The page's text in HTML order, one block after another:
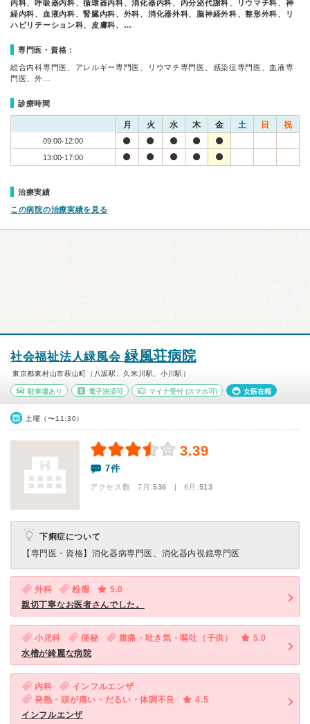
内科、呼吸器内科、循環器内科、消化器内科、内分泌代謝科、リウマチ科、神
経内科、血液内科、腎臓内科、外科、消化器外科、脳神経外科、整形外科、リ
ハビリテーション科、皮膚科、…
専門医・資格：
総合内科専門医、アレルギー専門医、リウマチ専門医、感染症専門医、血液専
門医、外…
診療時間
月 火 水 木 金 土 日 祝
09:00-12:00
13:00-17:00
治療実績
この病院の治療実績を見る
社会福祉法人緑風会 緑風荘病院
東京都東村山市萩山町（八坂駅、久米川駅、小川駅）
駐車場あり 電子決済可 マイナ受付 (スマホ可) 女医在籍
土曜（〜11:30）
3.39
7件
アクセス数 7月:536 | 6月:513
下痢症について
【専門医・資格】 消化器病専門医、消化器内視鏡専門医
外科 粉瘤
5.0
親切丁寧なお医者さんでした。
小児科 便秘 腹痛・吐き気・嘔吐（子供）
5.0
水槽が綺麗な病院
内科
インフルエンザ
発熱・頭が痛い・だるい・体調不良
4.5
インフルエンザ